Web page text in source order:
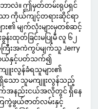
လဲ။ ဤမှတ်တမ်းရုပ်ရှင်
ာ ကိုယ်ကျင့်တရားဆိုင်ရာ
း၏ မျက်လုံးများမှတစ်ဆင့်
န်းထုတ်ခြင်းမပြုမီ လူ ၆၂
ြီးအကဲကွပ်မျက်သူ Jerry
ပာယ်နှင့်ပတ်သက်၍
းလွန်ခံရသူများ၏
ရှိသော သူမကျူးလွန်သည့်
အနည်းငယ်အလိုတွင် ရှိနေ
ေကွဲဖွယ်ဇာတ်လမ်းနှင့်